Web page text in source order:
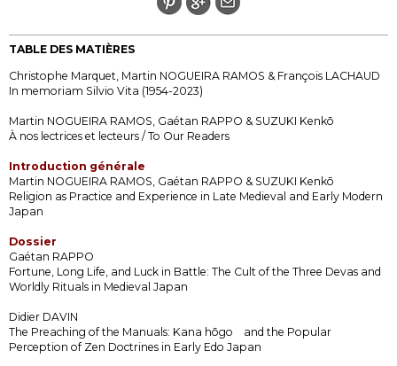
TABLE DES MATIÈRES
Christophe Marquet, Martin NOGUEIRA RAMOS & François LACHAUD
In memoriam Silvio Vita (1954-2023)
Martin NOGUEIRA RAMOS, Gaétan RAPPO & SUZUKI Kenkō
À nos lectrices et lecteurs / To Our Readers
Introduction générale
Martin NOGUEIRA RAMOS, Gaétan RAPPO & SUZUKI Kenkō
Religion as Practice and Experience in Late Medieval and Early Modern
Japan
Dossier
Gaétan RAPPO
Fortune, Long Life, and Luck in Battle: The Cult of the Three Devas and
Worldly Rituals in Medieval Japan
Didier DAVIN
The Preaching of the Manuals: Kana hōgo and the Popular
Perception of Zen Doctrines in Early Edo Japan